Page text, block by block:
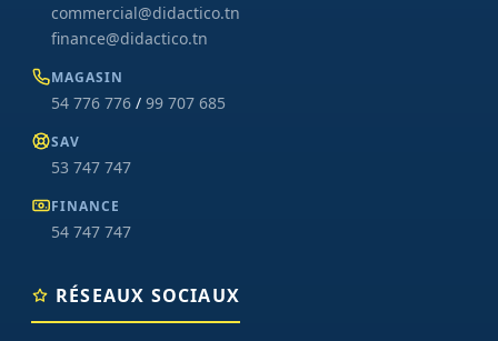
commercial@didactico.tn
finance@didactico.tn
MAGASIN
54 776 776 / 99 707 685
SAV
53 747 747
FINANCE
54 747 747
RÉSEAUX SOCIAUX